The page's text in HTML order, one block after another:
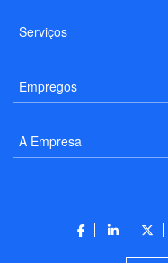
Serviços
Empregos
A Empresa